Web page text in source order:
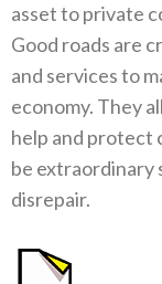
asset to private
Good roads are
and services to
economy. They
help and protect
be extraordinary
disrepair.